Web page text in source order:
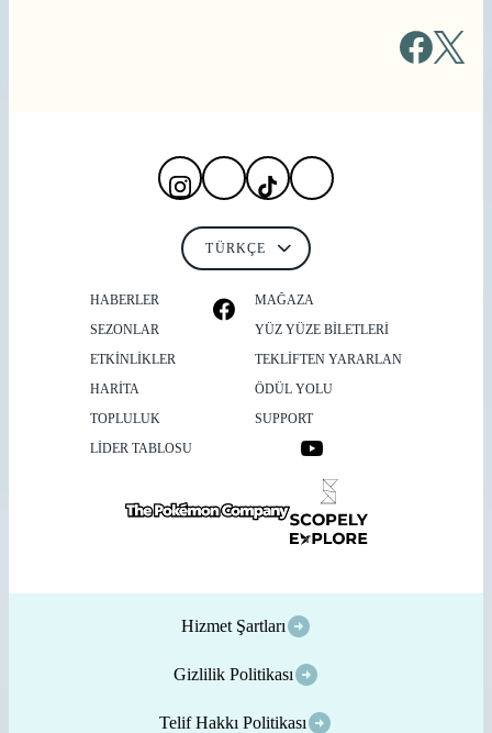
HABERLER
SEZONLAR
ETKİNLİKLER
HARITA
TOPLULUK
LİDER TABLOSU
MAĞAZA
YÜZ YÜZE BILETLERI
TEKLIFTEN YARARLAN
ÖDÜL YOLU
SUPPORT
Hizmet Şartları
Gizlilik Politikası
Telif Hakkı Politikası